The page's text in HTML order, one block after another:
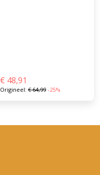
€ 48,91
Origineel: €64,99 -25%